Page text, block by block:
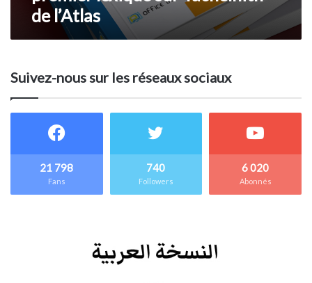
de l’Atlas
Suivez-nous sur les réseaux sociaux
21 798
Fans
740
Followers
6 020
Abonnés